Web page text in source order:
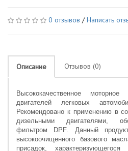
0 отзывов /Написать
Описание Отзывов (0)
Высококачественное
двигателей легковых
Рекомендовано к применению в
дизельными двигателями,
фильтром DPF. Данный
высокоочищенного базового
присадок,